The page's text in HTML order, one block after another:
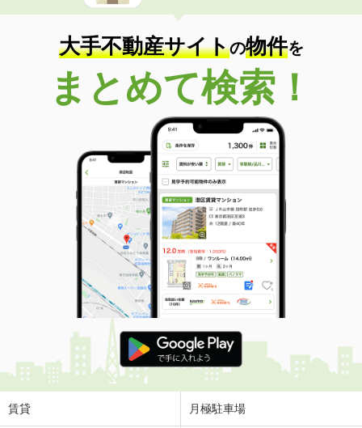
大手不動産サイトの物件を
まとめて検索！
賃貸 月極駐車場